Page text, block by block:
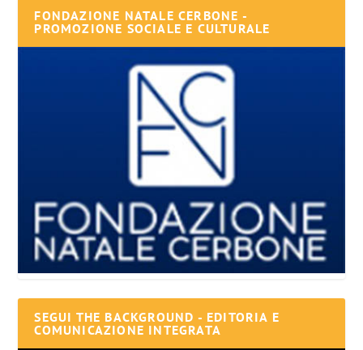
FONDAZIONE NATALE CERBONE -
PROMOZIONE SOCIALE E CULTURALE
SEGUI THE BACKGROUND - EDITORIA E
COMUNICAZIONE INTEGRATA